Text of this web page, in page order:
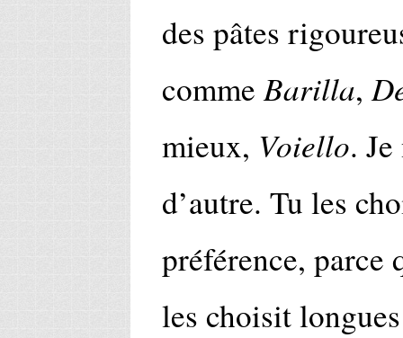
des pâtes
commeBarilla,
mieux, Voiello.
d’autre. Tu les
préférence, parce
les choisit